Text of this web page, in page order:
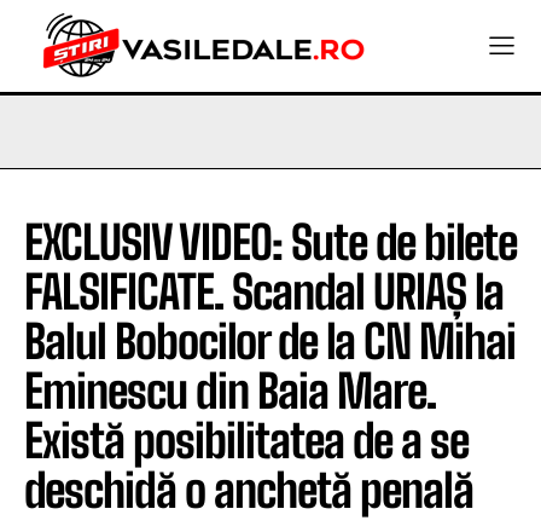
EXCLUSIV VIDEO: Sute de bilete
FALSIFICATE. Scandal URIAȘ la
Balul Bobocilor de la CN Mihai
Eminescu din Baia Mare.
Există posibilitatea de a se
deschidă o anchetă penală